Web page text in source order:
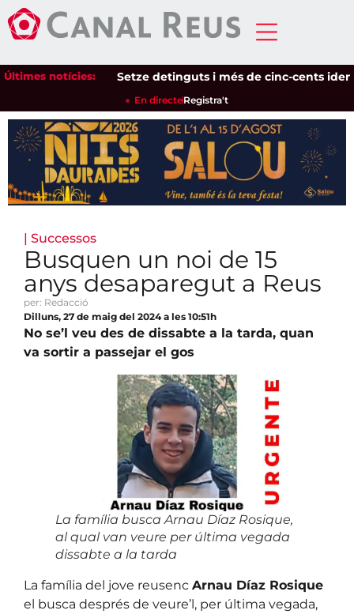
Últimes notícies:Setze detinguts i més de cinc-cents
En directeRegistra't
| Successos
Busquen un noi de 15
anys desaparegut a Reus
per: Redacció
Dilluns, 27 de maig del 2024 a les 10:51h
No se’l veu des de dissabte a la tarda, quan
va sortir a passejar el gos
La família busca Arnau Díaz Rosique,
al qual van veure per última vegada
dissabte a la tarda
La família del jove reusenc Arnau Díaz Rosique
el busca després de veure’l, per última vegada,